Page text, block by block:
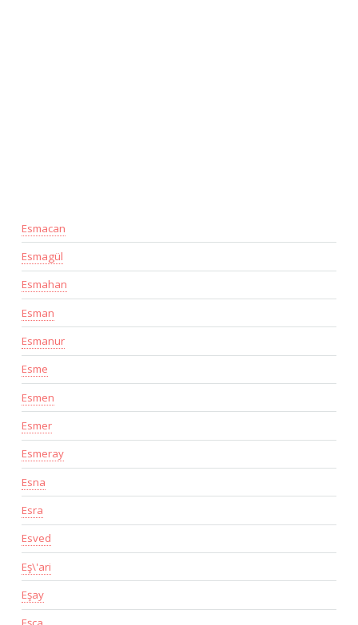
Esmacan
Esmagül
Esmahan
Esman
Esmanur
Esme
Esmen
Esmer
Esmeray
Esna
Esra
Esved
Eş\'ari
Eşay